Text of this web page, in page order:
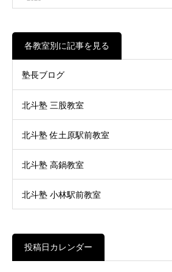
各教室別に記事を見る
塾長ブログ
北斗塾 三股教室
北斗塾 佐土原駅前教室
北斗塾 高鍋教室
北斗塾 小林駅前教室
投稿日カレンダー